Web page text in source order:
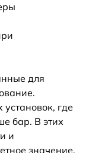
для
где
бар. В этих
и
значение.